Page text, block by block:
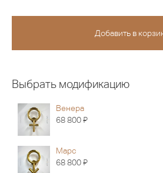
Выбрать модификацию
Венера
68 800Я
Марс
68 800Я